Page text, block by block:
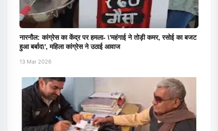
नारनौल: कांग्रेस का केंद्र पर हमला- \'महंगाई ने तोड़ी कमर, रसोई का बजट
हुआ बर्बाद\', महिला कांग्रेस ने उठाई आवाज
13 Mar 2026